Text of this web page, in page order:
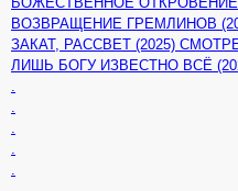
ВОЗВРАЩЕНИЕ ГРЕМЛИНОВ
ЗАКАТ, РАССВЕТ (2025)
ЛИШЬ БОГУ ИЗВЕСТНО ВСЁ